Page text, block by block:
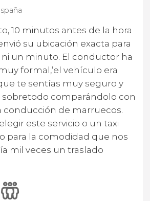
10 minutos antes de la hora
su ubicación exacta para
un minuto. El conductor ha
formal,’el vehículo era
te sentías muy seguro y
sobretodo comparándolo con
conducción de marruecos.
este servicio o un taxi
para la comodidad que nos
mil veces un traslado